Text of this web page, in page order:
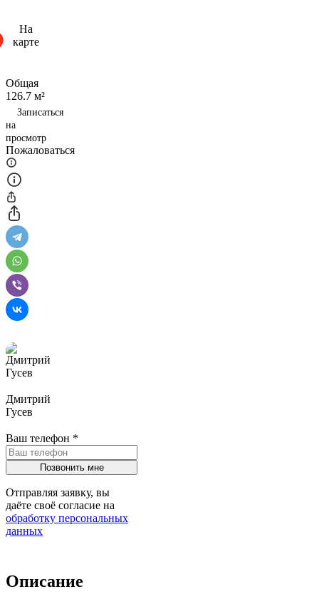
На
карте
Общая
126.7 м²
Записаться
на
просмотр
Пожаловаться
Дмитрий
Гусев
Ваш телефон *
Отправляя заявку, вы
даёте своё согласие на
обработку персональных
данных
Описание